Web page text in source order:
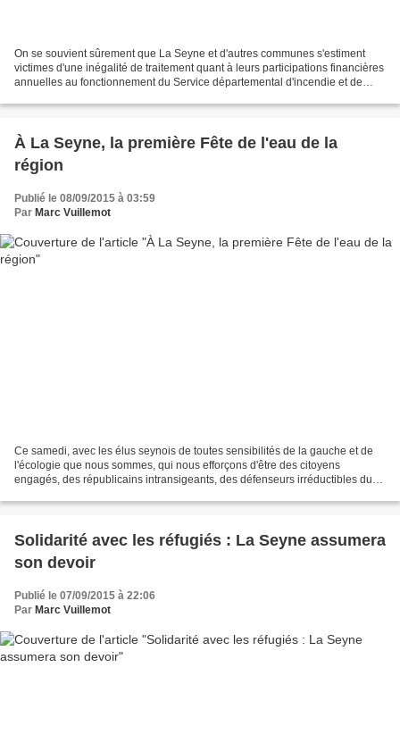
On se souvient sûrement que La Seyne et d'autres communes s'estiment
victimes d'une inégalité de traitement quant à leurs participations financières
annuelles au fonctionnement du Service départemental d'incendie et de
À La Seyne, la première Fête de l'eau de la
région
Publié le 08/09/2015 à 03:59
Par Marc Vuillemot
Ce samedi, avec les élus seynois de toutes sensibilités de la gauche et de
l'écologie que nous sommes, qui nous efforçons d'être des citoyens
engagés, des républicains intransigeants, des défenseurs irréductibles du
Solidarité avec les réfugiés : La Seyne assumera
son devoir
Publié le 07/09/2015 à 22:06
Par Marc Vuillemot